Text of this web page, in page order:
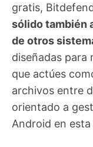
gratis,
sólido también
de otros
diseñadas para
que actúes
archivos entre
orientado a
Android en